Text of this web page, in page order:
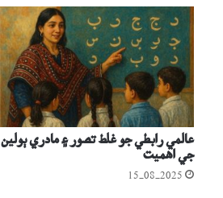
عالمي رابطي جو غلط تصور ۽ مادري ٻولين
جي اھميت
15-08-2025